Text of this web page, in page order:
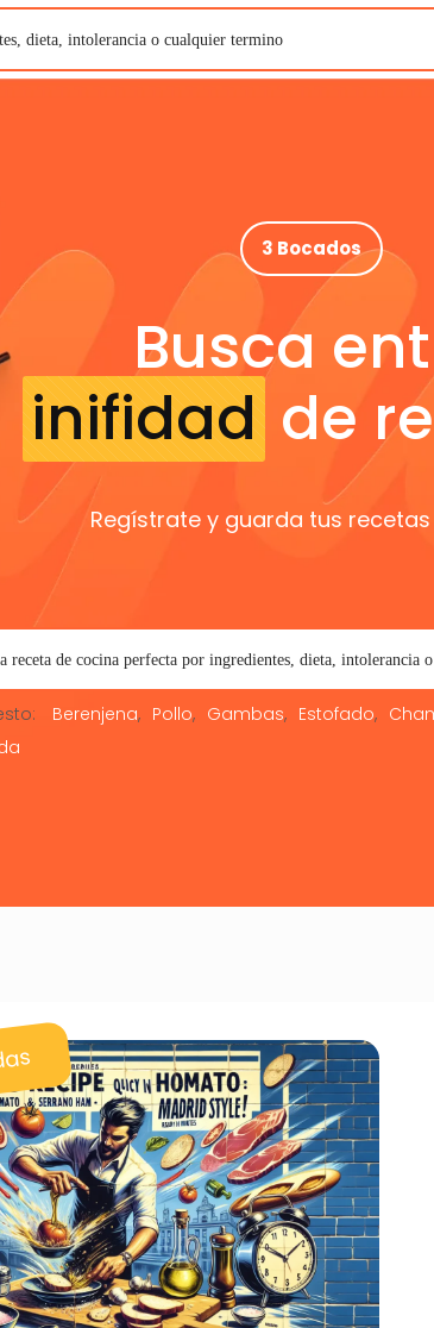
3 Bocados
Busca
inifidad de
Regístrate y guarda tus
Berenjena Pollo Gambas Estofado